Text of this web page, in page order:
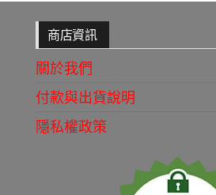
商店資訊
關於我們
付款與出貨說明
隱私權政策